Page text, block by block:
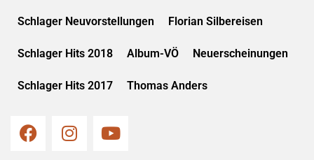
Schlager Neuvorstellungen Florian Silbereisen
Schlager Hits 2018 Album-VÖ Neuerscheinungen
Schlager Hits 2017 Thomas Anders